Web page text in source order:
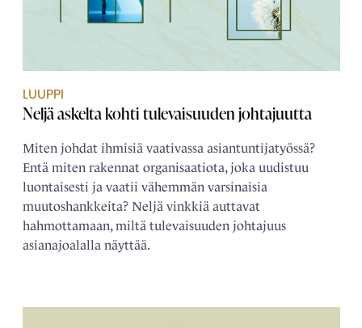
LUUPPI
Neljä askelta kohti tulevaisuuden johtajuutta
Miten johdat ihmisiä vaativassa asiantuntijatyössä?
Entä miten rakennat organisaatiota, joka uudistuu
luontaisesti ja vaatii vähemmän varsinaisia
muutoshankkeita? Neljä vinkkiä auttavat
hahmottamaan, miltä tulevaisuuden johtajuus
asianajoalalla näyttää.